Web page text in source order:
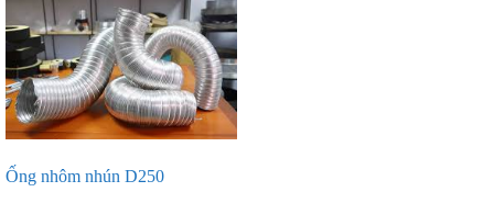
Ống nhôm nhún D250